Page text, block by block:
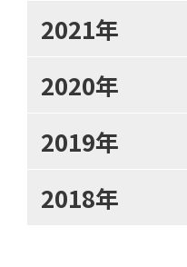
2021年
2020年
2019年
2018年